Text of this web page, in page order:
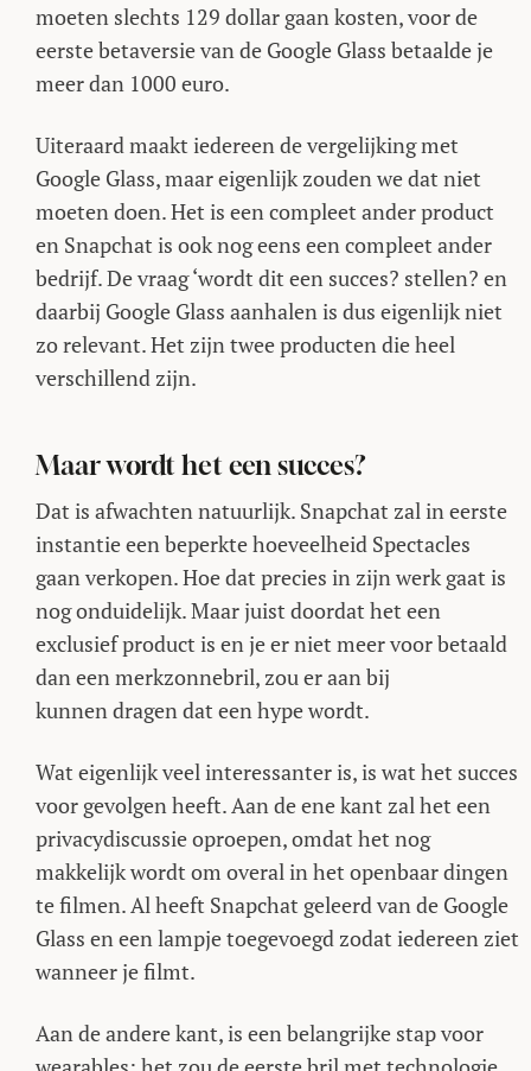
moeten slechts 129 dollar gaan kosten, voor de
eerste betaversie van de Google Glass betaalde je
meer dan 1000 euro.
Uiteraard maakt iedereen de vergelijking met
Google Glass, maar eigenlijk zouden we dat niet
moeten doen. Het is een compleet ander product
en Snapchat is ook nog eens een compleet ander
bedrijf. De vraag ‘wordt dit een succes? stellen? en
daarbij Google Glass aanhalen is dus eigenlijk niet
zo relevant. Het zijn twee producten die heel
verschillend zijn.
Maar wordt het een succes?
Dat is afwachten natuurlijk. Snapchat zal in eerste
instantie een beperkte hoeveelheid Spectacles
gaan verkopen. Hoe dat precies in zijn werk gaat is
nog onduidelijk. Maar juist doordat het een
exclusief product is en je er niet meer voor betaald
dan een merkzonnebril, zou er aan bij
kunnen dragen dat een hype wordt.
Wat eigenlijk veel interessanter is, is wat het succes
voor gevolgen heeft. Aan de ene kant zal het een
privacydiscussie oproepen, omdat het nog
makkelijk wordt om overal in het openbaar dingen
te filmen. Al heeft Snapchat geleerd van de Google
Glass en een lampje toegevoegd zodat iedereen ziet
wanneer je filmt.
Aan de andere kant, is een belangrijke stap voor